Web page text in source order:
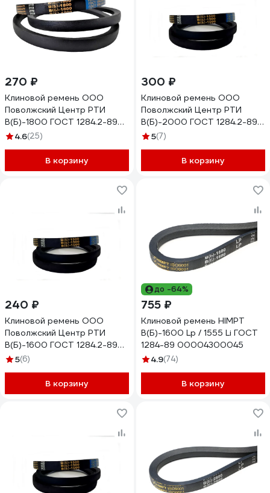
270 ₽
Клиновой ремень ООО
Поволжский Центр РТИ
В(Б)-1800 ГОСТ 1284.2-89
2.003.024
4.6(25)
В корзину
300 ₽
Клиновой ремень ООО
Поволжский Центр РТИ
В(Б)-2000 ГОСТ 1284.2-89
2.003.026
5(7)
В корзину
240 ₽
Клиновой ремень ООО
Поволжский Центр РТИ
В(Б)-1600 ГОСТ 1284.2-89
2.003.020
5(6)
В корзину
до -64%
755 ₽
Клиновой ремень HIMPT
В(Б)-1600 Lp / 1555 Li ГОСТ
1284-89 00004300045
4.9(74)
В корзину